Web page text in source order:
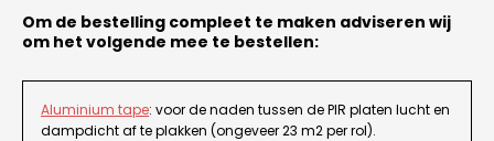
Om de bestelling compleet te maken adviseren wij
om het volgende mee te bestellen:
Aluminium tape: voor de naden tussen de PIR platen lucht en
dampdicht af te plakken (ongeveer 23 m2 per rol).